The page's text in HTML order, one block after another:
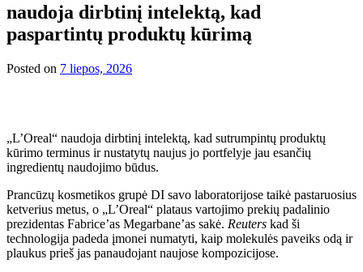
naudoja dirbtinį intelektą, kad
paspartintų produktų kūrimą
Posted on 7 liepos, 2026
„L’Oreal“ naudoja dirbtinį intelektą, kad sutrumpintų produktų
kūrimo terminus ir nustatytų naujus jo portfelyje jau esančių
ingredientų naudojimo būdus.
Prancūzų kosmetikos grupė DI savo laboratorijose taikė pastaruosius
ketverius metus, o „L’Oreal“ plataus vartojimo prekių padalinio
prezidentas Fabrice’as Megarbane’as sakė. Reuters kad ši
technologija padeda įmonei numatyti, kaip molekulės paveiks odą ir
plaukus prieš jas panaudojant naujose kompozicijose.